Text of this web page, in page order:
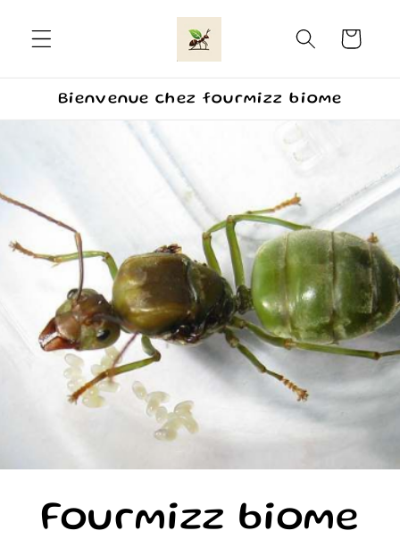
au
Panier
Bienvenue chez fourmizz biome
Fourmizz biome